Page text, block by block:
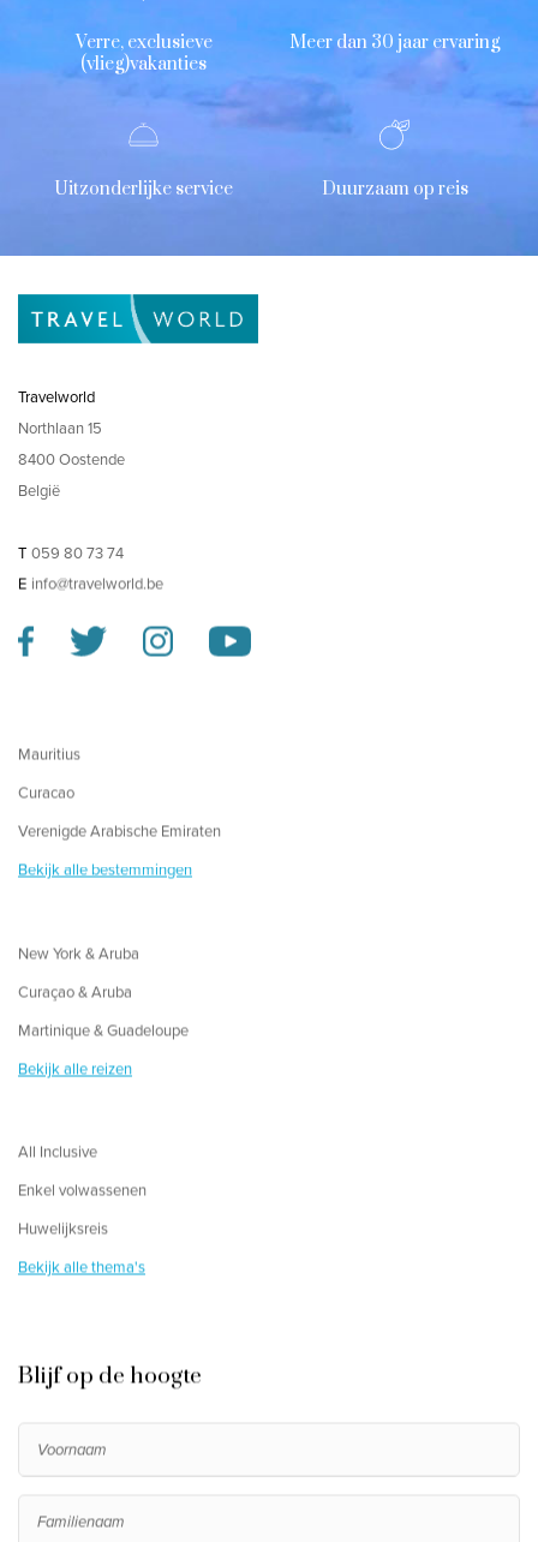
Verre, exclusieve
(vlieg)vakanties
Meer dan 30 jaar ervaring
Uitzonderlijke service Duurzaam op reis
Travelworld
Northlaan 15
8400 Oostende
België
T 059 80 73 74
E info@travelworld.be
Mauritius
Curacao
Verenigde Arabische Emiraten
Bekijk alle bestemmingen
New York & Aruba
Curaçao & Aruba
Martinique & Guadeloupe
Bekijk alle reizen
All Inclusive
Enkel volwassenen
Huwelijksreis
Bekijk alle thema's
Blijf op de hoogte